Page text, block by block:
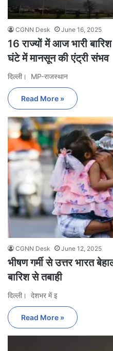
CGNN Desk June 16, 2025
16 राज्यों में आज भारी
घंटे में मानसून की एंट्री संभव
दिल्ली। MP-राजस्थान
Read More »
CGNN Desk June 12, 2025
भीषण गर्मी से उत्तर भारत
बारिश से तबाही
दिल्ली। देशभर में इ
Read More »